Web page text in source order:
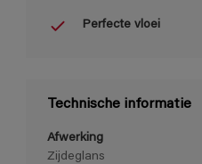
Perfecte vloei
Technische informatie
Afwerking
Zijdeglans